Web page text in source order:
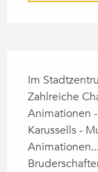
Im
Zahlreiche
Animationen
Karussells -